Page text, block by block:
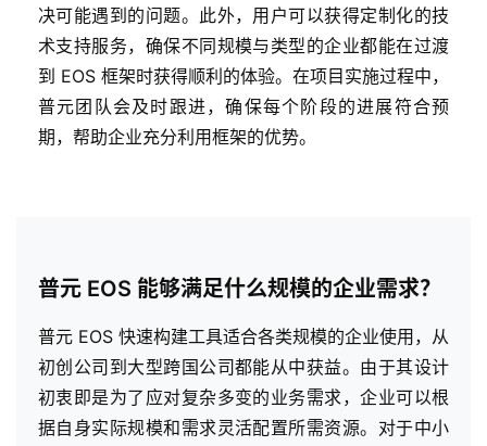
决可能遇到的问题。此外，用户可以获得定制化的技
术支持服务，确保不同规模与类型的企业都能在过渡
到 EOS 框架时获得顺利的体验。在项目实施过程中，
普元团队会及时跟进，确保每个阶段的进展符合预
期，帮助企业充分利用框架的优势。
普元 EOS 能够满足什么规模的企业需求？
普元 EOS 快速构建工具适合各类规模的企业使用，从
初创公司到大型跨国公司都能从中获益。由于其设计
初衷即是为了应对复杂多变的业务需求，企业可以根
据自身实际规模和需求灵活配置所需资源。对于中小